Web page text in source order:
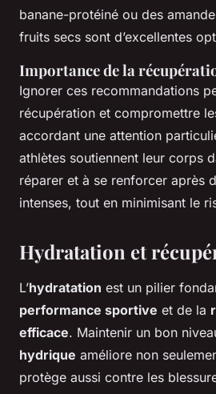
banane-protéiné ou des
fruits secs sont d’excellentes
Importance de la
Ignorer ces recommandations
récupération et compromettre
accordant une attention
athlètes soutiennent leur corps
réparer et à se renforcer après
intenses, tout en minimisant le
Hydratation et
L’hydratation est un pilier
performance sportive et de la
efficace. Maintenir un bon
hydrique améliore non
protège aussi contre les